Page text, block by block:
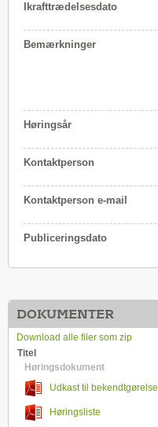
Ikrafttrædelsesdato
Bemærkninger
Høringsår
Kontaktperson
Kontaktperson e-mail
Publiceringsdato
DOKUMENTER
Download alle filer som zip
Titel
Høringsdokument
Udkast til bekendtgørelse
Høringsliste